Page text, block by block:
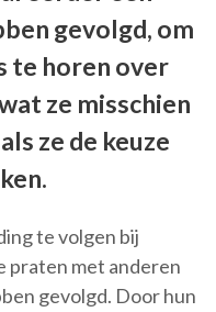
gevolgd, om
te horen over
ze misschien
ze de keuze
te volgen bij
praten met anderen
gevolgd. Door hun